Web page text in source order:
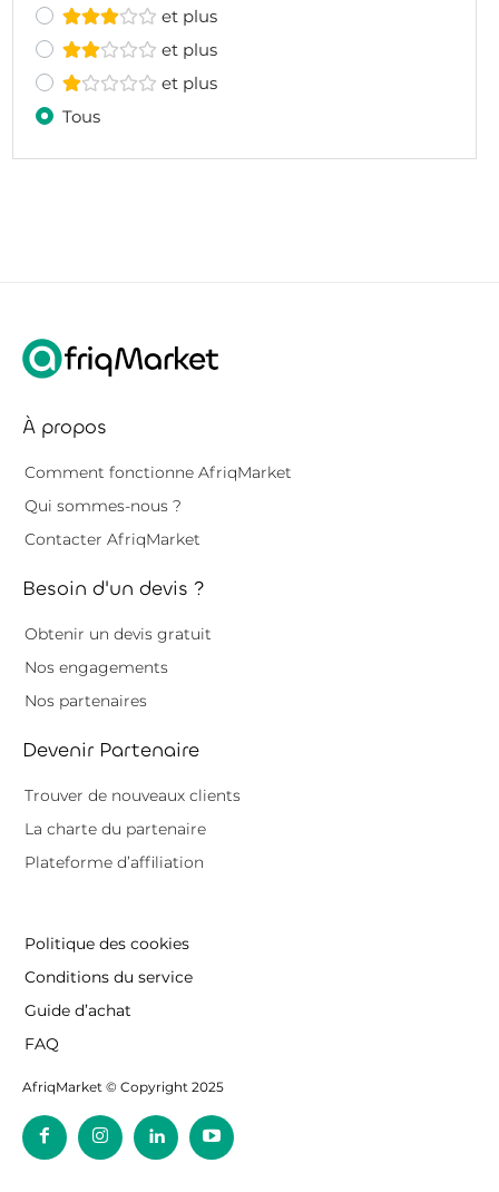
et plus
et plus
et plus
Tous
À propos
Comment fonctionne AfriqMarket
Qui sommes-nous ?
Contacter AfriqMarket
Besoin d'un devis ?
Obtenir un devis gratuit
Nos engagements
Nos partenaires
Devenir Partenaire
Trouver de nouveaux clients
La charte du partenaire
Plateforme d’affiliation
Politique des cookies
Conditions du service
Guide d’achat
FAQ
AfriqMarket © Copyright 2025